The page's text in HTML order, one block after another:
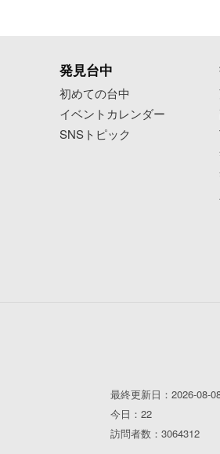
発見台中
初めての台中
イベントカレンダー
SNSトピック
最終更新日：2026-08-
今日：22
訪問者数：3064312